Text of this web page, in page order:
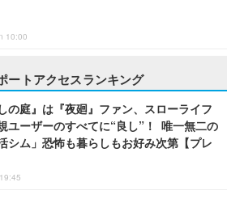
10:00
ートアクセスランキング
の庭』は『夜廻』ファン、スローライフ
ユーザーのすべてに“良し”！ 唯一無二の
シム」恐怖も暮らしもお好み次第【プレ